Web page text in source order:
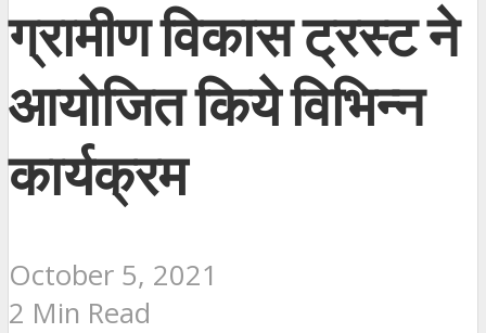
ग्रामीण विकास ट्रस्ट ने
आयोजित किये विभिन्न
कार्यक्रम
October 5, 2021
2 Min Read